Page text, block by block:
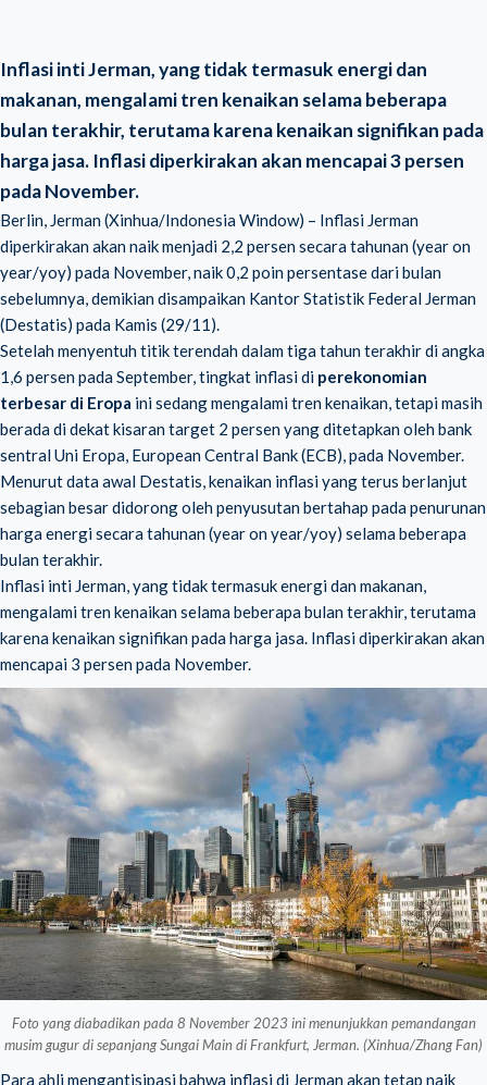
Inflasi inti Jerman, yang tidak termasuk energi dan
makanan, mengalami tren kenaikan selama beberapa
bulan terakhir, terutama karena kenaikan signifikan pada
harga jasa. Inflasi diperkirakan akan mencapai 3 persen
pada November.
Berlin, Jerman (Xinhua/Indonesia Window) – Inflasi Jerman
diperkirakan akan naik menjadi 2,2 persen secara tahunan (year on
year/yoy) pada November, naik 0,2 poin persentase dari bulan
sebelumnya, demikian disampaikan Kantor Statistik Federal Jerman
(Destatis) pada Kamis (29/11).
Setelah menyentuh titik terendah dalam tiga tahun terakhir di angka
1,6 persen pada September, tingkat inflasi di perekonomian
terbesar di Eropa ini sedang mengalami tren kenaikan, tetapi masih
berada di dekat kisaran target 2 persen yang ditetapkan oleh bank
sentral Uni Eropa, European Central Bank (ECB), pada November.
Menurut data awal Destatis, kenaikan inflasi yang terus berlanjut
sebagian besar didorong oleh penyusutan bertahap pada penurunan
harga energi secara tahunan (year on year/yoy) selama beberapa
bulan terakhir.
Inflasi inti Jerman, yang tidak termasuk energi dan makanan,
mengalami tren kenaikan selama beberapa bulan terakhir, terutama
karena kenaikan signifikan pada harga jasa. Inflasi diperkirakan akan
mencapai 3 persen pada November.
Foto yang diabadikan pada 8 November 2023 ini menunjukkan pemandangan
musim gugur di sepanjang Sungai Main di Frankfurt, Jerman. (Xinhua/Zhang Fan)
Para ahli mengantisipasi bahwa inflasi di Jerman akan tetap naik